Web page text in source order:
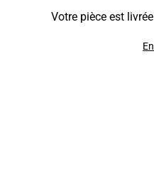
Votre pièce est